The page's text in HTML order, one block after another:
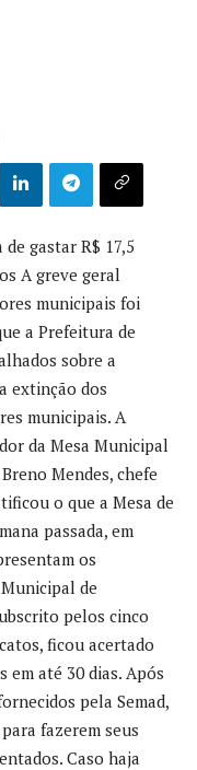
gastar R$ 17,5
A greve geral
municipais foi
a Prefeitura de
sobre a
extinção dos
municipais. A
da Mesa Municipal
Mendes, chefe
o que a Mesa de
passada, em
os
de
pelos cinco
ficou acertado
em até 30 dias. Após
pela Semad,
fazerem seus
Caso haja